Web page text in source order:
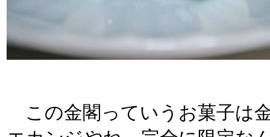
この金閣っていうお菓子は